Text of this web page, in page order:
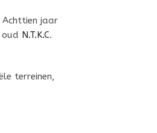
Achttien jaar
N.T.K.C.
terreinen,